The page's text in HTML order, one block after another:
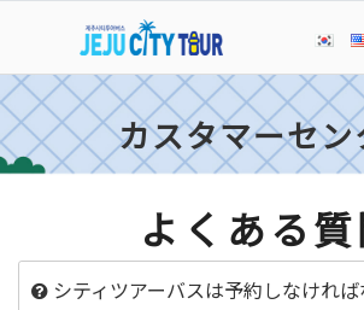
カスタマーセン
よくある質
シティツアーバスは予約しなけれ